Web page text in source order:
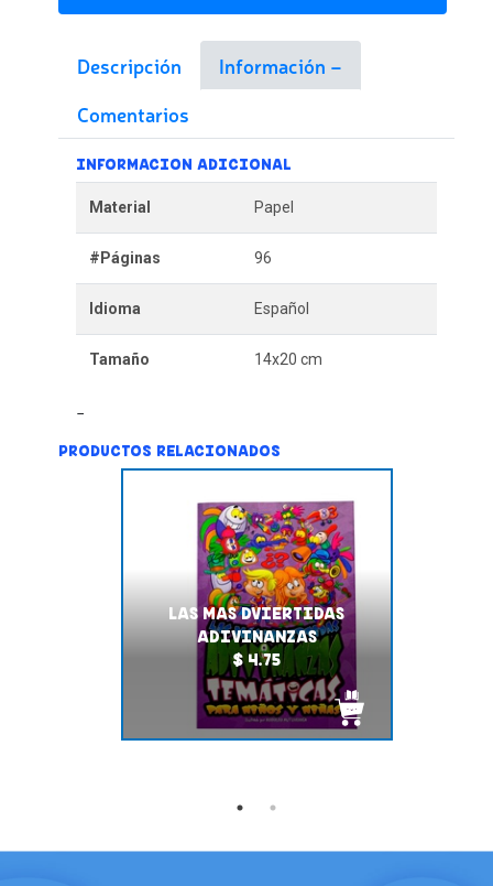
Descripción
Información
Comentarios
INFORMACION ADICIONAL
Material Papel
#Páginas 96
Idioma Español
Tamaño 14x20 cm
PRODUCTOS RELACIONADOS
LAS MAS DVIERTIDAS
ADIVINANZAS
$ 4.75